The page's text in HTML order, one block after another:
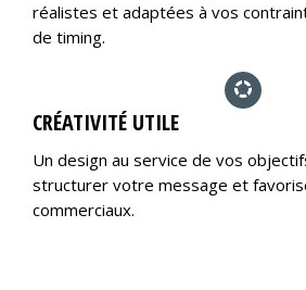
réalistes et adaptées à vos
de timing.
CRÉATIVITÉ UTILE
Un design au service de vos
structurer votre message et
commerciaux.